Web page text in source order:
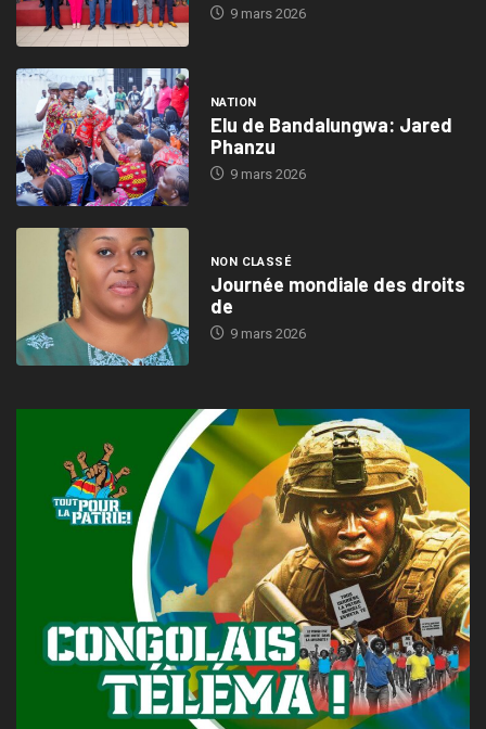
9 mars 2026
NATION
Elu de Bandalungwa: Jared
Phanzu
9 mars 2026
NON CLASSÉ
Journée mondiale des droits
de
9 mars 2026